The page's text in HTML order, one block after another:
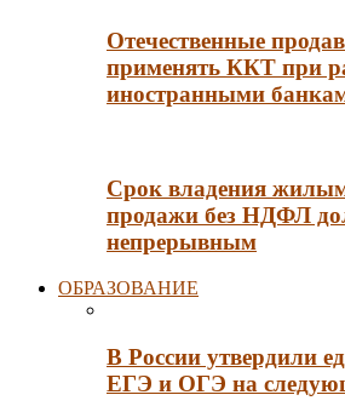
Отечественные
применять ККТ при
иностранными
Срок владения
продажи без НДФЛ
непрерывным
ОБРАЗОВАНИЕ
В России утвердили
ЕГЭ и ОГЭ на